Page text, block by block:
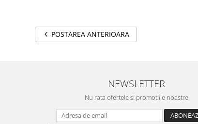
POSTAREA ANTERIOARA
NEWSLETTER
Nu rata ofertele si promotiile noastre